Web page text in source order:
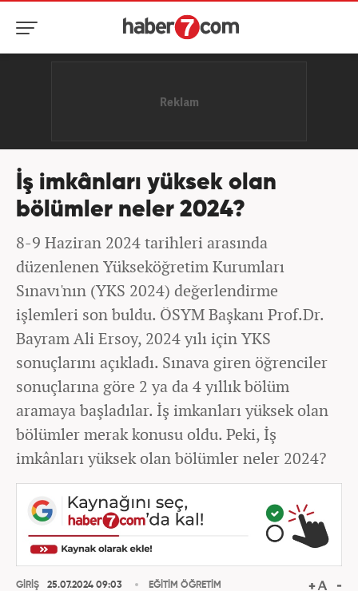
İş imkânları yüksek olan
bölümler neler 2024?
8-9 Haziran 2024 tarihleri arasında
düzenlenen Yükseköğretim Kurumları
Sınavı'nın (YKS 2024) değerlendirme
işlemleri son buldu. ÖSYM Başkanı Prof.Dr.
Bayram Ali Ersoy, 2024 yılı için YKS
sonuçlarını açıkladı. Sınava giren öğrenciler
sonuçlarına göre 2 ya da 4 yıllık bölüm
aramaya başladılar. İş imkanları yüksek olan
bölümler merak konusu oldu. Peki, İş
imkânları yüksek olan bölümler neler 2024?
GİRİŞ
25.07.2024 09:03
EĞİTİM ÖĞRETİM